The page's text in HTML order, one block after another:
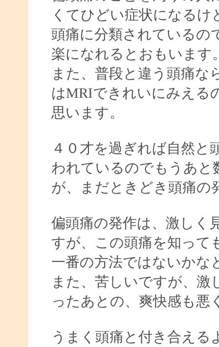
くてひどい症状になるけ
頭痛に分類されているの
楽になれるとおもいます
また、普段と違う頭痛な
はMRIできれいにみえる
思います。
４０才を過ぎれば自然と
われているのでもうあと
が、まだときどき頭痛の
偏頭痛の発作は、激しく
すが、この頭痛を知って
一番の方法ではないかな
また、苦しいですが、激
ったあとの、爽快感も悪
うまく頭痛と付き合え